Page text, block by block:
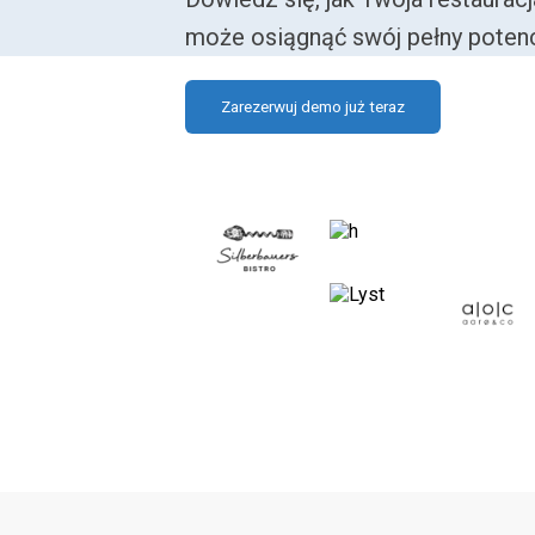
może osiągnąć swój pełny
Zarezerwuj demo już teraz